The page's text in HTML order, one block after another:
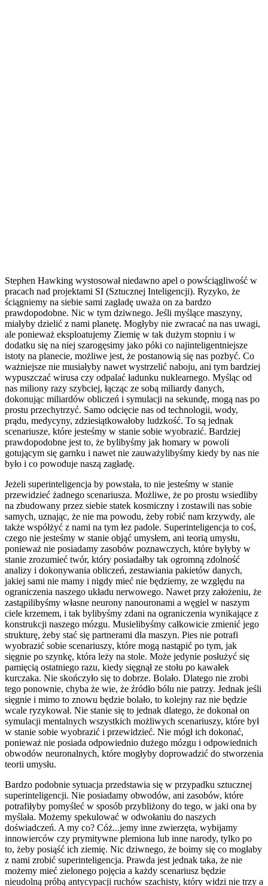
Stephen Hawking wystosował niedawno apel o powściągliwość w
pracach nad projektami SI (Sztucznej Inteligencji). Ryzyko, że
ściągniemy na siebie sami zagładę uważa on za bardzo
prawdopodobne. Nic w tym dziwnego. Jeśli myślące maszyny,
miałyby dzielić z nami planetę. Mogłyby nie zwracać na nas uwagi,
ale ponieważ eksploatujemy Ziemię w tak dużym stopniu i w
dodatku się na niej szarogęsimy jako póki co najinteligentniejsze
istoty na planecie, możliwe jest, że postanowią się nas pozbyć. Co
ważniejsze nie musiałyby nawet wystrzelić naboju, ani tym bardziej
wypuszczać wirusa czy odpalać ładunku nuklearnego. Myśląc od
nas miliony razy szybciej, łącząc ze sobą miliardy danych,
dokonując miliardów obliczeń i symulacji na sekundę, mogą nas po
prostu przechytrzyć. Samo odcięcie nas od technologii, wody,
prądu, medycyny, zdziesiątkowałoby ludzkość. To są jednak
scenariusze, które jesteśmy w stanie sobie wyobrazić. Bardziej
prawdopodobne jest to, że bylibyśmy jak homary w powoli
gotującym się garnku i nawet nie zauważylibyśmy kiedy by nas nie
było i co powoduje naszą zagładę.
Jeżeli superinteligencja by powstała, to nie jesteśmy w stanie
przewidzieć żadnego scenariusza. Możliwe, że po prostu wsiedliby
na zbudowany przez siebie statek kosmiczny i zostawili nas sobie
samych, uznając, że nie ma powodu, żeby robić nam krzywdy, ale
także współżyć z nami na tym łez padole. Superinteligencja to coś,
czego nie jesteśmy w stanie objąć umysłem, ani teorią umysłu,
ponieważ nie posiadamy zasobów poznawczych, które byłyby w
stanie zrozumieć twór, który posiadałby tak ogromną zdolność
analizy i dokonywania obliczeń, zestawiania pakietów danych,
jakiej sami nie mamy i nigdy mieć nie będziemy, ze względu na
ograniczenia naszego układu nerwowego. Nawet przy założeniu, że
zastąpilibyśmy własne neurony nanouronami a węgiel w naszym
ciele krzemem, i tak bylibyśmy zdani na ograniczenia wynikające z
konstrukcji naszego mózgu. Musielibyśmy całkowicie zmienić jego
strukturę, żeby stać się partnerami dla maszyn. Pies nie potrafi
wyobrazić sobie scenariuszy, które mogą nastąpić po tym, jak
sięgnie po szynkę, która leży na stole. Może jedynie posłużyć się
pamięcią ostatniego razu, kiedy sięgnął ze stołu po kawałek
kurczaka. Nie skończyło się to dobrze. Bolało. Dlatego nie zrobi
tego ponownie, chyba że wie, że źródło bólu nie patrzy. Jednak jeśli
sięgnie i mimo to znowu będzie bolało, to kolejny raz nie będzie
wcale ryzykował. Nie stanie się to jednak dlatego, że dokonał on
symulacji mentalnych wszystkich możliwych scenariuszy, które był
w stanie sobie wyobrazić i przewidzieć. Nie mógł ich dokonać,
ponieważ nie posiada odpowiednio dużego mózgu i odpowiednich
obwodów neuronalnych, które mogłyby doprowadzić do stworzenia
teorii umysłu.
Bardzo podobnie sytuacja przedstawia się w przypadku sztucznej
superinteligencji. Nie posiadamy obwodów, ani zasobów, które
potrafiłyby pomyśleć w sposób przybliżony do tego, w jaki ona by
myślała. Możemy spekulować w odwołaniu do naszych
doświadczeń. A my co? Cóż...jemy inne zwierzęta, wybijamy
innowierców czy prymitywne plemiona lub inne narody, tylko po
to, żeby posiąść ich ziemię. Nic dziwnego, że boimy się co mogłaby
z nami zrobić superinteligencja. Prawda jest jednak taka, że nie
możemy mieć zielonego pojęcia a każdy scenariusz będzie
nieudolną próbą antycypacji ruchów szachisty, który widzi nie trzy a